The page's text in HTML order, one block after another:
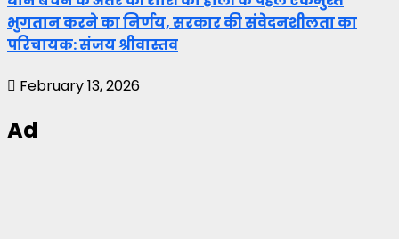
भुगतान करने का निर्णय, सरकार की संवेदनशीलता का
परिचायक: संजय श्रीवास्तव
February 13, 2026
Ad